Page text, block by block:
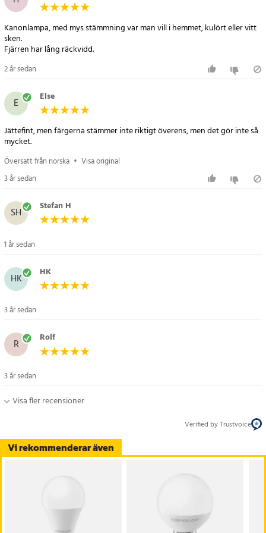
Diameter: 37 mm
Typ av dioder: 5050 & 2835
Uppvärmningstid: <1 s
Antal på/av:> 15 000
Arbetsspänning: 230V 50 Hz
Kvicksilverinnehåll: 0 mg
LLMF:> 70%
Effektfaktor (PF): 0,5
Flampunkt: <0,5s
Energiklass: G
Effekt: 5 W.
Ström: 36 mA
Vi rekommenderar även
Kanonlampa, med mys stämmning var man vill i hemmet, kulört eller vitt
sken.
Fjärren har lång räckvidd.
2 år sedan
E Else
Jättefint, men färgerna stämmer inte riktigt överens, men det gör inte så
mycket.
Översatt från norska • Visa original
3 år sedan
SH Stefan H
1 år sedan
HK HK
3 år sedan
R Rolf
3 år sedan
Visa fler recensioner
Verified by Trustvoice